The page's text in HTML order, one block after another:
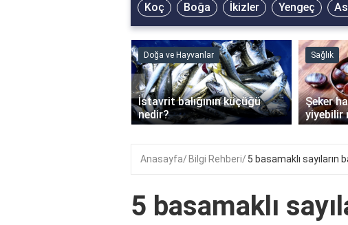
Koç Boğa İkizler Yengeç
Doğa ve Hayvanlar
İstavrit balığının küçüğü
nedir?
Sağlık
Şeker
yiyebilir
‹
Anasayfa Bilgi Rehberi 5 basamaklı sayıların
5 basamaklı